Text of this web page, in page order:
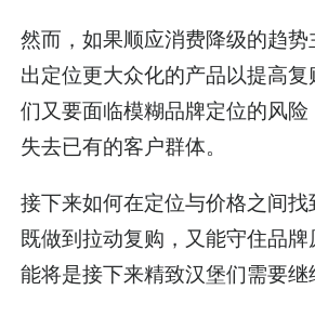
然而，如果顺应消费降级的趋
出定位更大众化的产品以提高
们又要面临模糊品牌定位的风
失去已有的客户群体。
接下来如何在定位与价格之间找
既做到拉动复购，又能守住品
能将是接下来精致汉堡们需要继